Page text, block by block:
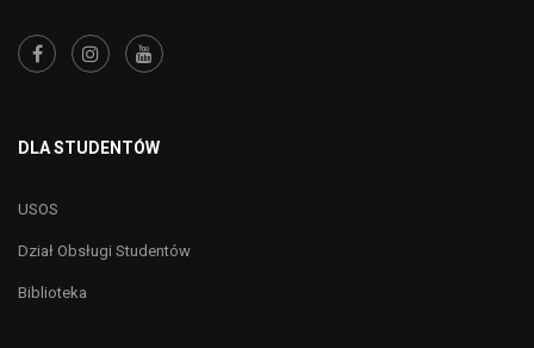
DLA STUDENTÓW
USOS
Dział Obsługi Studentów
Biblioteka